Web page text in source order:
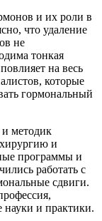
и их роли в
что удаление
не
тонкая
на весь
которые
гормональный
методик
хирургию и
программы и
работать с
сдвиги.
науки и практики.